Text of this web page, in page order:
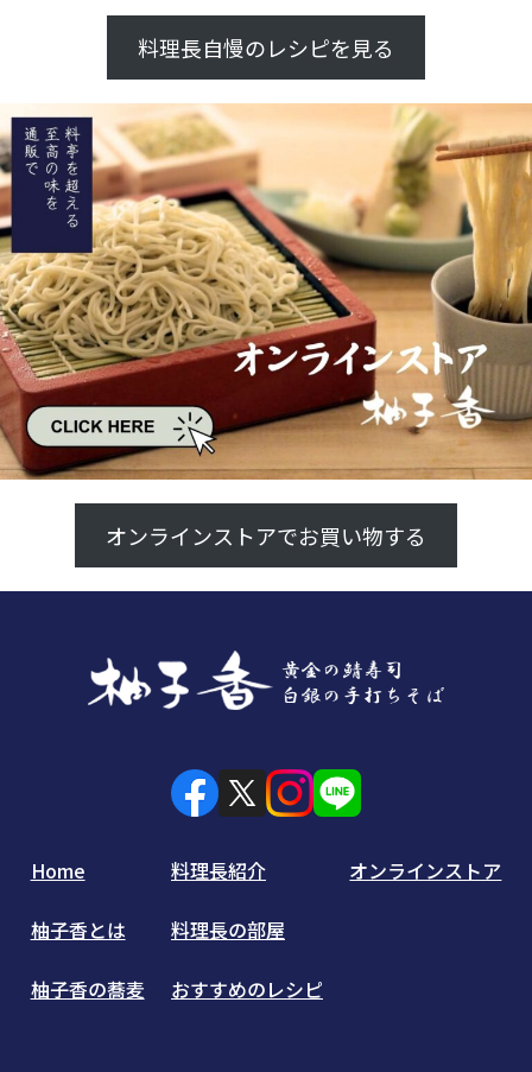
料理長自慢のレシピを見る
オンラインストアでお買い物する
Home
柚子香とは
柚子香の蕎麦
料理長紹介
料理長の部屋
おすすめのレシピ
オンラインストア